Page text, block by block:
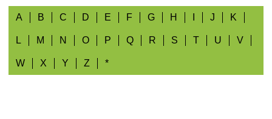
A B C D E F G H J K
L M N O P Q R S T U V
W X Y Z *